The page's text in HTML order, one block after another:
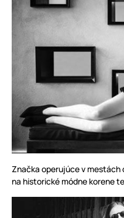
Značka operujúce v mestách
na historické módne korene